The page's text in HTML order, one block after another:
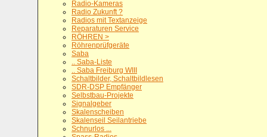
Radio-Kameras
Radio Zukunft ?
Radios mit Textanzeige
Reparaturen Service
RÖHREN >
Röhrenprüfgeräte
Saba
.. Saba-Liste
.. Saba Freiburg WIII
Schaltbilder, Schaltbildlesen
SDR-DSP Empfänger
Selbstbau-Projekte
Signalgeber
Skalenscheiben
Skalenseil Seilantriebe
Schnurlos ...